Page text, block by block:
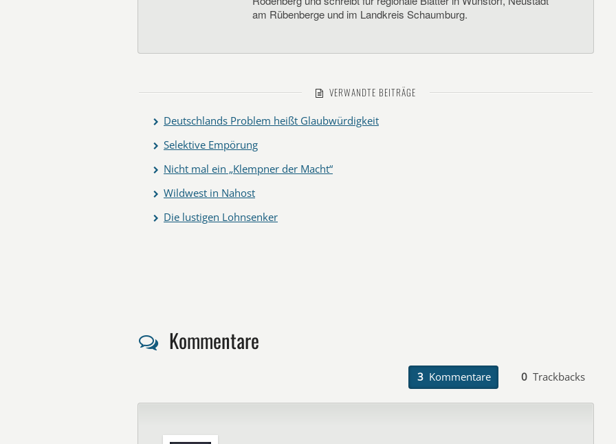
am Rübenberge und im Landkreis Schaumburg.
VERWANDTE BEITRÄGE
Deutschlands Problem heißt Glaubwürdigkeit
Selektive Empörung
Nicht mal ein „Klempner der Macht“
Wildwest in Nahost
Die lustigen Lohnsenker
Kommentare
3 Kommentare 0 Trackbacks